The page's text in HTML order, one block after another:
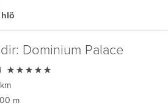
hlö
Dominium Palace

m